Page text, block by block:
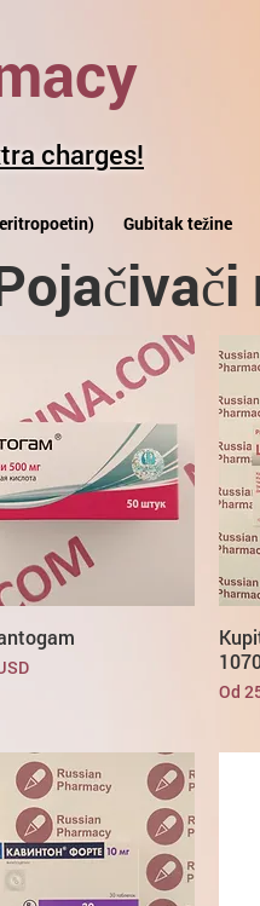
charges!
Gubitak težine
Od